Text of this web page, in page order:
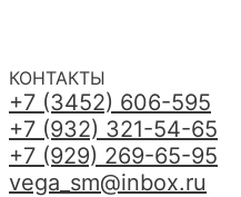
КОНТАКТЫ
+7 (3452) 606-595
+7 (932) 321-54-65
+7 (929) 269-65-95
vega_sm@inbox.ru